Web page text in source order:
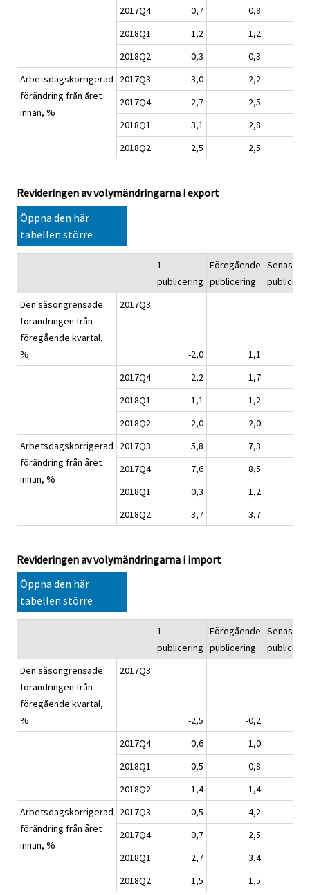
2017Q4
0,7 0,8
2018Q1
1,2 1,2
2018Q2
0,3 0,3
Arbetsdagskorrigerad
förändring från året
innan, %
2017Q3 3,0 2,2
2017Q4
2,7 2,5
2018Q1
3,1 2,8
2018Q2
2,5 2,5
Revideringen av volymändringarna i export
Öppna den här
tabellen större
1.
publicering
Föregående
publicering
Senaste
Den säsongrensade
förändringen från
föregående kvartal,
%
2017Q3
-2,0 1,1
2017Q4
2,2 1,7
2018Q1
-1,1 -1,2
2018Q2
2,0 2,0
Arbetsdagskorrigerad
förändring från året
innan, %
2017Q3 5,8 7,3
2017Q4
7,6 8,5
2018Q1
0,3 1,2
2018Q2
3,7 3,7
Revideringen av volymändringarna i import
Öppna den här
tabellen större
1.
publicering
Föregående
publicering
Senaste
Den säsongrensade
förändringen från
föregående kvartal,
%
2017Q3
-2,5 -0,2
2017Q4
0,6 1,0
2018Q1
-0,5 -0,8
2018Q2
1,4 1,4
Arbetsdagskorrigerad
förändring från året
innan, %
2017Q3 0,5 4,2
2017Q4
0,7 2,5
2018Q1
2,7 3,4
2018Q2
1,5 1,5